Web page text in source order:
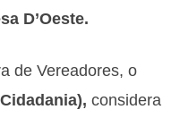
D’Oeste.
de Vereadores, o
considera